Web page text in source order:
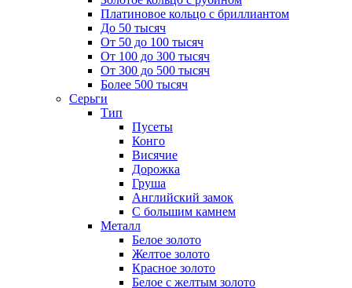
Платиновое кольцо с бриллиантом
До 50 тысяч
От 50 до 100 тысяч
От 100 до 300 тысяч
От 300 до 500 тысяч
Более 500 тысяч
Серьги
Тип
Пусеты
Конго
Висячие
Дорожка
Груша
Английский замок
С большим камнем
Металл
Белое золото
Желтое золото
Красное золото
Белое с желтым золото